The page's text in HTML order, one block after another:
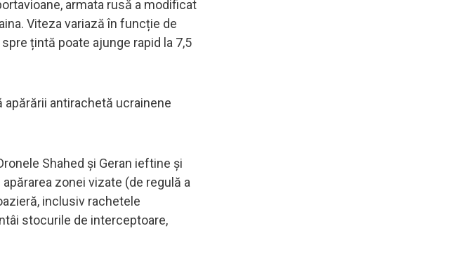
armata rusă a modificat
Viteza variază în funcție de
țintă poate ajunge rapid la 7,5
apărării antirachetă ucrainene
Shahed și Geran ieftine și
zonei vizate (de regulă a
inclusiv rachetele
stocurile de interceptoare,